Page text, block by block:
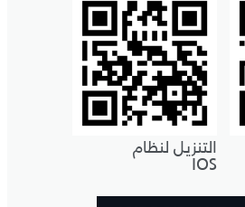
التنزيل لنظام
IOS